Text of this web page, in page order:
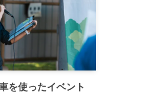
を使ったイベント